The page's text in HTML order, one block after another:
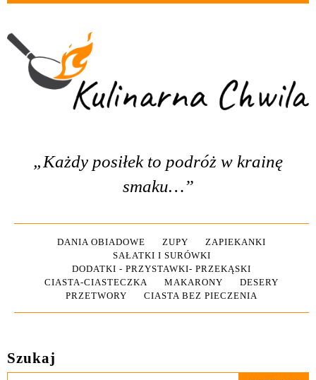
„Każdy posiłek to podróż w krainę
smaku…”
DANIA OBIADOWE ZUPY
ZAPIEKANKI
SAŁATKI I SURÓWKI
DODATKI - PRZYSTAWKI- PRZEKĄSKI
CIASTA-CIASTECZKA
MAKARONY
DESERY
PRZETWORY
CIASTA BEZ PIECZENIA
Szukaj